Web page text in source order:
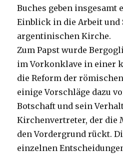
Buches geben insgesamt
Einblick in die Arbeit und
argentinischen Kirche.
Zum Papst wurde
im Vorkonklave in einer
die Reform der
einige Vorschläge dazu
Botschaft und sein
Kirchenvertreter, der die
den Vordergrund rückt.
einzelnen